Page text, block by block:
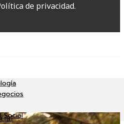
de privacidad.
Social